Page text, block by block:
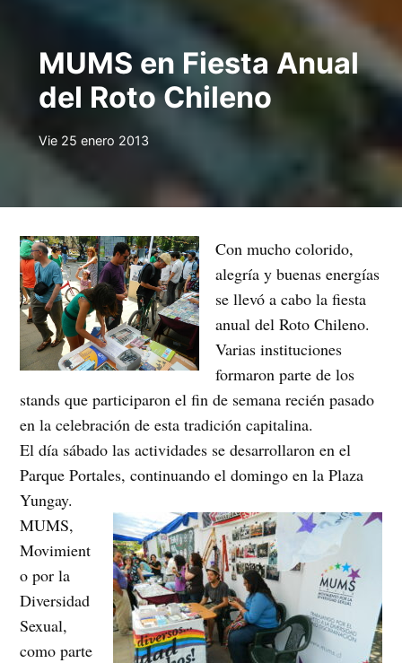
MUMS en Fiesta Anual
del Roto Chileno
Vie 25 enero 2013
Con mucho colorido,
alegría y buenas energías
se llevó a cabo la fiesta
anual del Roto Chileno.
Varias instituciones
formaron parte de los
stands que participaron el fin de semana recién pasado
en la celebración de esta tradición capitalina.
El día sábado las actividades se desarrollaron en el
Parque Portales, continuando el domingo en la Plaza
Yungay.
MUMS,
Movimient
o por la
Diversidad
Sexual,
como parte